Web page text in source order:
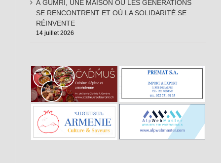
À GUMRI, UNE MAISON OÙ LES GÉNÉRATIONS
SE RENCONTRENT ET OÙ LA SOLIDARITÉ SE
RÉINVENTE
14 juillet 2026